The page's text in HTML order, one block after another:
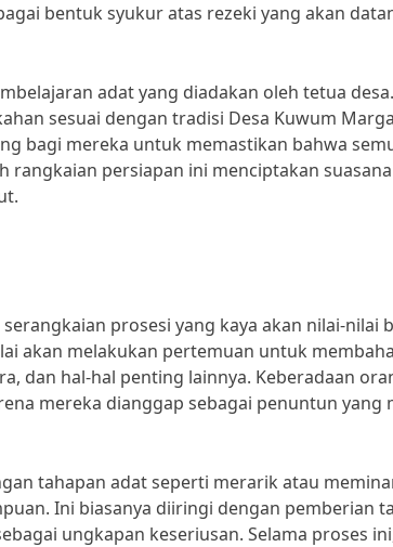
bentuk syukur atas rezeki yang akan
adat yang diadakan oleh tetua
sesuai dengan tradisi Desa Kuwum
bagi mereka untuk memastikan bahwa
persiapan ini menciptakan
prosesi yang kaya akan nilai-nilai
akan melakukan pertemuan untuk
dan hal-hal penting lainnya. Keberadaan
mereka dianggap sebagai penuntun yang
tahapan adat seperti merarik atau
Ini biasanya diiringi dengan pemberian
ungkapan keseriusan. Selama proses